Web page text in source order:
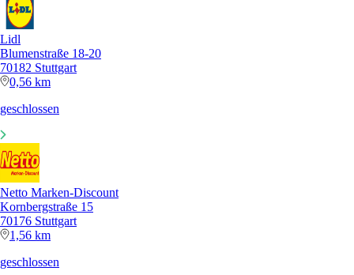
Lidl
Blumenstraße 18-20
70182 Stuttgart
0,56 km
geschlossen
Netto Marken-Discount
Kornbergstraße 15
70176 Stuttgart
1,56 km
geschlossen